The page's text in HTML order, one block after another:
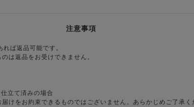
注意事項
ば返品可能です。
は返品をお受けできません。
立て済みの場合
けをお約束できるものではございません。あらかじめご了承く